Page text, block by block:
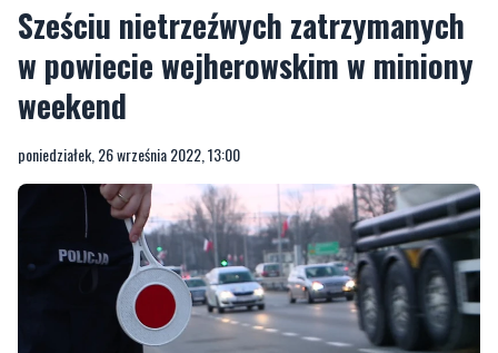
Sześciu nietrzeźwych zatrzymanych
w powiecie wejherowskim w miniony
weekend
poniedziałek, 26 września 2022, 13:00